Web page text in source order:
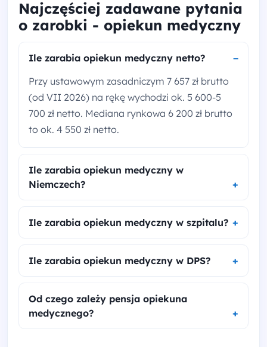
Najczęściej zadawane pytania
o zarobki - opiekun medyczny
Ile zarabia opiekun medyczny netto?
Przy ustawowym zasadniczym 7 657 zł brutto
(od VII 2026) na rękę wychodzi ok. 5 600-5
700 zł netto. Mediana rynkowa 6 200 zł brutto
to ok. 4 550 zł netto.
Ile zarabia opiekun medyczny w
Niemczech?
Ile zarabia opiekun medyczny w szpitalu?
Ile zarabia opiekun medyczny w DPS?
Od czego zależy pensja opiekuna
medycznego?